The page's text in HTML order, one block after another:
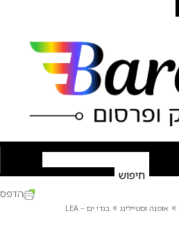
» אופנה וסטיילינג » בגדי ים – LEA
הדפס